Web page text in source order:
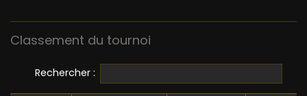
Classement du tournoi
Rechercher :